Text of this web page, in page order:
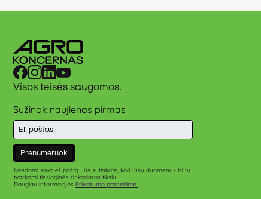
Visos teisės saugomos.
Sužinok naujienas pirmas
Prenumeruok
Įvesdami savo el. paštą Jūs sutinkate, kad jūsų duomenys būtų
tvarkomi tiesioginės rinkodaros tikslu.
Daugiau informacijos Privatumo pranešime.